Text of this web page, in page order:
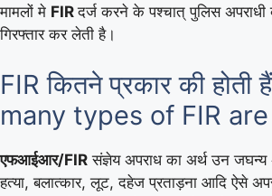
मामलों मे FIRदर्ज करने के पश्चात् पुलिस
गिरफ्तार कर लेती है।
FIR कितने प्रकार की होती
many types of FIR
एफआईआर/FIR संज्ञेय अपराध का अर्थ उन
हत्या, बलात्कार, लूट, दहेज प्रताड़ना आदि ऐसे